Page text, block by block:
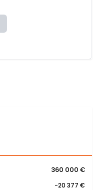
360 000 €
-20 377 €